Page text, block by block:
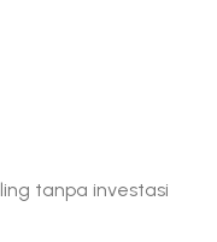
tanpa investasi